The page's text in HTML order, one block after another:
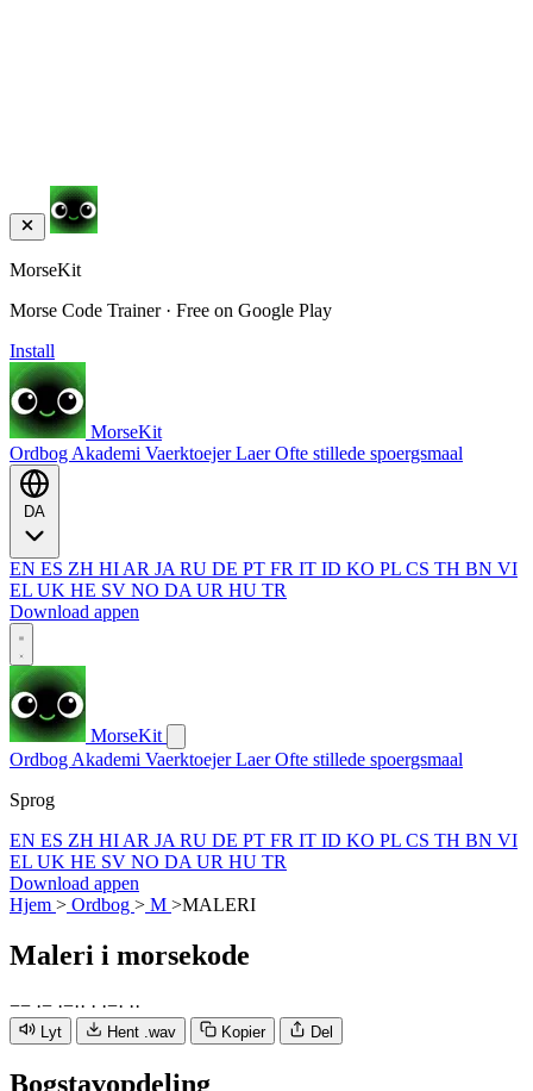
MorseKit
Morse Code Trainer · Free on Google Play
Install
MorseKit
Ordbog Akademi VaerktoejerLaerOfte stillede spoergsmaal
EN ES ZH HI AR JA RU DE PT FR IT ID KO PL CS TH BN VI
EL UK HE SV NO DA UR HU TR
Download appen
MorseKit
Ordbog Akademi VaerktoejerLaerOfte stillede spoergsmaal
Sprog
EN ES ZH HI AR JA RU DE PT FR IT ID KO PL CS TH BN VI
EL UK HE SV NO DA UR HU TR
Download appen
Hjem > Ordbog > M >MALERI
Maleri i morsekode
−− ·− ·−·· · ·−· ··
Lyt Hent .wav Kopier Del
Bogstavopdeling